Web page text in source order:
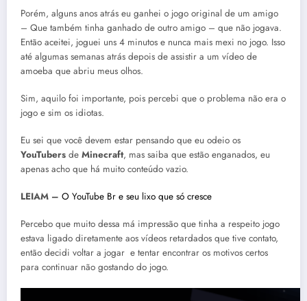
Porém, alguns anos atrás eu ganhei o jogo original de um amigo
– Que também tinha ganhado de outro amigo – que não jogava.
Então aceitei, joguei uns 4 minutos e nunca mais mexi no jogo. Isso
até algumas semanas atrás depois de assistir a um vídeo de
amoeba que abriu meus olhos.
Sim, aquilo foi importante, pois percebi que o problema não era o
jogo e sim os idiotas.
Eu sei que você devem estar pensando que eu odeio os
YouTubers de Minecraft, mas saiba que estão enganados, eu
apenas acho que há muito conteúdo vazio.
LEIAM – O YouTube Br e seu lixo que só cresce
Percebo que muito dessa má impressão que tinha a respeito jogo
estava ligado diretamente aos vídeos retardados que tive contato,
então decidi voltar a jogar e tentar encontrar os motivos certos
para continuar não gostando do jogo.